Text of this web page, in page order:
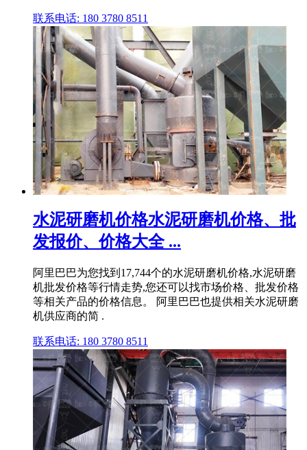
联系电话: 180 3780 8511
水泥研磨机价格水泥研磨机价格、批
发报价、价格大全 ...
阿里巴巴为您找到17,744个的水泥研磨机价格,水泥研磨
机批发价格等行情走势,您还可以找市场价格、批发价格
等相关产品的价格信息。 阿里巴巴也提供相关水泥研磨
机供应商的简 .
联系电话: 180 3780 8511